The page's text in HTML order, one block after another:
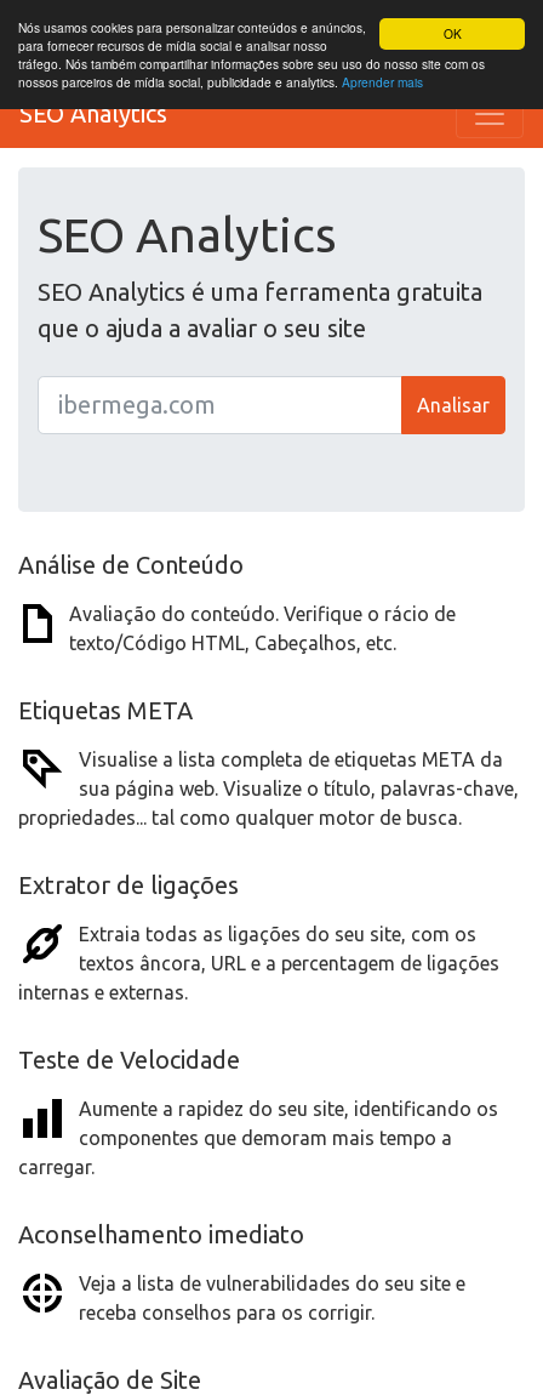
OK
Nós usamos cookies para personalizar conteúdos e anúncios,
para fornecer recursos de mídia social e analisar nosso
tráfego. Nós também compartilhar informações sobre seu uso do nosso site com os
nossos parceiros de mídia social, publicidade e analytics. Aprender mais
SEO Analytics
SEO Analytics
SEO Analytics é uma ferramenta gratuita
que o ajuda a avaliar o seu site
Analisar
Análise de Conteúdo
Avaliação do conteúdo. Verifique o rácio de
texto/Código HTML, Cabeçalhos, etc.
Etiquetas META
Visualise a lista completa de etiquetas META da
sua página web. Visualize o título, palavras-chave,
propriedades... tal como qualquer motor de busca.
Extrator de ligações
Extraia todas as ligações do seu site, com os
textos âncora, URL e a percentagem de ligações
internas e externas.
Teste de Velocidade
Aumente a rapidez do seu site, identificando os
componentes que demoram mais tempo a
carregar.
Aconselhamento imediato
Veja a lista de vulnerabilidades do seu site e
receba conselhos para os corrigir.
Avaliação de Site